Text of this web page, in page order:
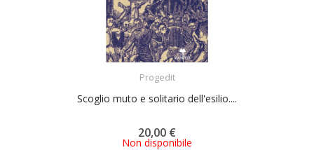
Progedit
Scoglio muto e solitario dell'esilio....
20,00 €
Non disponibile